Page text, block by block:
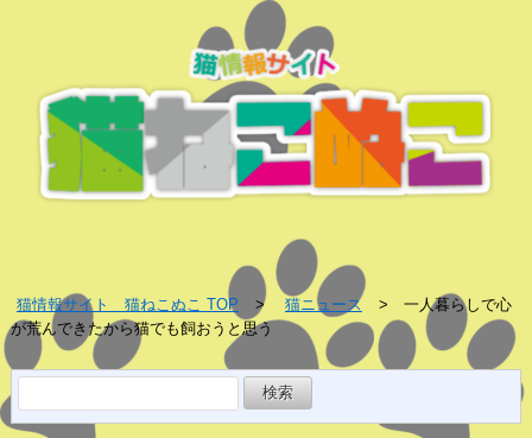
猫情報サイト 猫ねこぬこ TOP 猫ニュース
一人暮らしで心
が荒んできたから猫でも飼おうと思う
索: